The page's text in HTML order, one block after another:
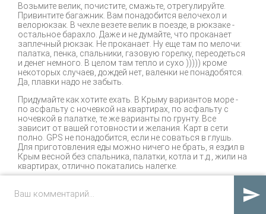
Возьмите велик, почистите, смажьте, отрегулируйте.
Привинтите багажник. Вам понадобится велочехол и
велорюкзак. В чехле везете велик в поезде, в рюкзаке -
остальное барахло. Даже и не думайте, что проканает
заплечный рюкзак. Не проканает. Ну еще там по мелочи:
палатка, пенка, спальники, газовую горелку, переодеться
и денег немного. В целом там тепло и сухо ))))) кроме
некоторых случаев, дождей нет, валенки не понадобятся.
Да, плавки надо не забыть.
Придумайте как хотите ехать. В Крыму вариантов море -
по асфальту с ночевкой на квартирах, по асфальту с
ночевкой в палатке, те же варианты по грунту. Все
зависит от вашей готовности и желания. Карт в сети
полно. GPS не понадобится, если не соваться в глушь.
Для приготовления еды можно ничего не брать, я ездил в
Крым весной без спальника, палатки, котла и т.д., жили на
квартирах, отлично покатались налегке.
человек, по горному маршруту. Поэтому предполагалась
и палатка, и холод ночью, и отсутствие общепита. Купили